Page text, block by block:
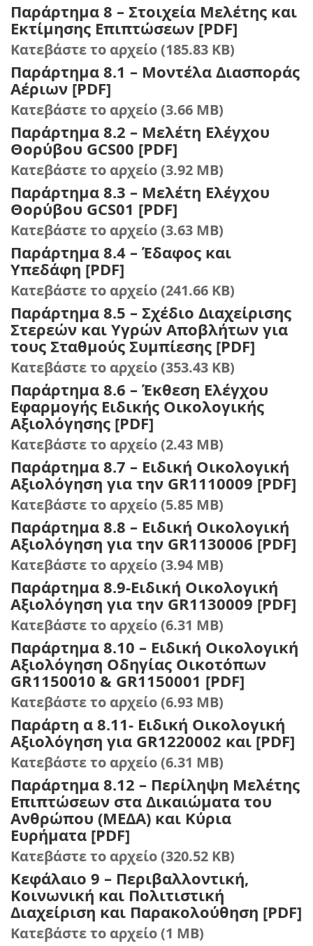
Παράρτημα 8 – Στοιχεία Μελέτης και
Εκτίμησης Επιπτώσεων [PDF]
Κατεβάστε το αρχείο (185.83 KB)
Παράρτημα 8.1 – Μοντέλα Διασποράς
Αέριων [PDF]
Κατεβάστε το αρχείο (3.66 MB)
Παράρτημα 8.2 – Μελέτη Ελέγχου
Θορύβου GCS00 [PDF]
Κατεβάστε το αρχείο (3.92 MB)
Παράρτημα 8.3 – Μελέτη Ελέγχου
Θορύβου GCS01 [PDF]
Κατεβάστε το αρχείο (3.63 MB)
Παράρτημα 8.4 – Έδαφος και
Υπεδάφη [PDF]
Κατεβάστε το αρχείο (241.66 KB)
Παράρτημα 8.5 – Σχέδιο Διαχείρισης
Στερεών και Υγρών Αποβλήτων για
τους Σταθμούς Συμπίεσης [PDF]
Κατεβάστε το αρχείο (353.43 KB)
Παράρτημα 8.6 – Έκθεση Ελέγχου
Εφαρμογής Ειδικής Οικολογικής
Αξιολόγησης [PDF]
Κατεβάστε το αρχείο (2.43 MB)
Παράρτημα 8.7 – Ειδική Οικολογική
Αξιολόγηση για την GR1110009 [PDF]
Κατεβάστε το αρχείο (5.85 MB)
Παράρτημα 8.8 – Ειδική Οικολογική
Αξιολόγηση για την GR1130006 [PDF]
Κατεβάστε το αρχείο (3.94 MB)
Παράρτημα 8.9-Ειδική Οικολογική
Αξιολόγηση για την GR1130009 [PDF]
Κατεβάστε το αρχείο (6.31 MB)
Παράρτημα 8.10 – Ειδική Οικολογική
Αξιολόγηση Οδηγίας Οικοτόπων
GR1150010 & GR1150001 [PDF]
Κατεβάστε το αρχείο (6.93 MB)
Παράρτη α 8.11- Ειδική Οικολογική
Αξιολόγηση για GR1220002 και [PDF]
Κατεβάστε το αρχείο (6.31 MB)
Παράρτημα 8.12 – Περίληψη Μελέτης
Επιπτώσεων στα Δικαιώματα του
Ανθρώπου (ΜΕΔΑ) και Κύρια
Ευρήματα [PDF]
Κατεβάστε το αρχείο (320.52 KB)
Κεφάλαιο 9 – Περιβαλλοντική,
Κοινωνική και Πολιτιστική
Διαχείριση και Παρακολούθηση [PDF]
Κατεβάστε το αρχείο (1 MB)